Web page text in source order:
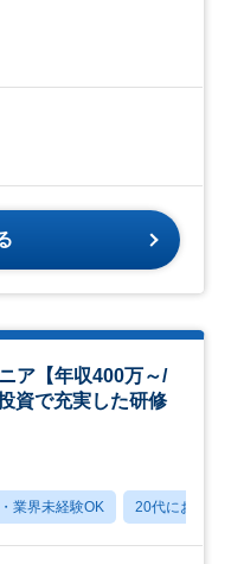
ア【年収400万～/
資で充実した研修
業界未経験OK 20代におすす